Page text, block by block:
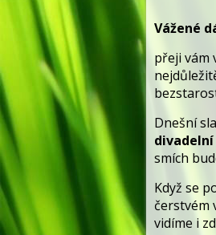
Vážené
přeji vám
Dnešní
smích
Když se
čerstvém
vidíme i